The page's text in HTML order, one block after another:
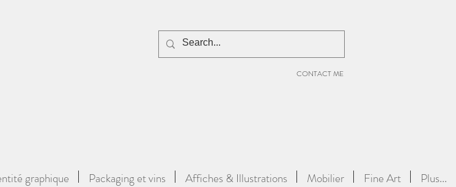
CONTACT ME
graphique Packaging et vins Affiches & Illustrations Mobilier Fine Art Plus...